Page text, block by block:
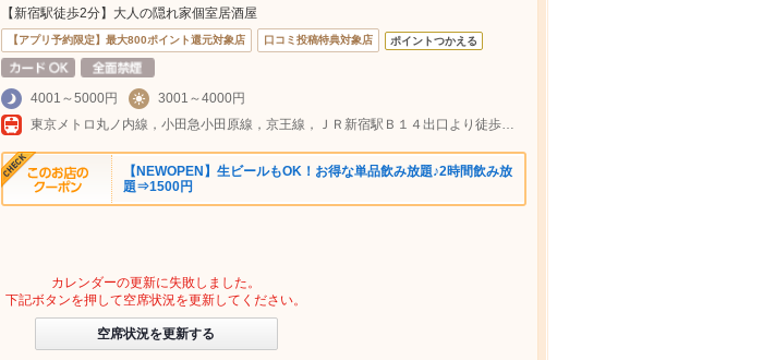
【新宿駅徒歩2分】大人の隠れ家個室居酒屋
【アプリ予約限定】最大800ポイント還元対象店 口コミ投稿特典対象店 ポイントつかえる
4001～5000円
3001～4000円
東京メトロ丸ノ内線，小田急小田原線，京王線，ＪＲ新宿駅Ｂ１４出口より徒歩約2分
【NEWOPEN】生ビールもOK！お得な単品飲み放題♪2時間飲み放
題⇒1500円
カレンダーの更新に失敗しました。
下記ボタンを押して空席状況を更新してください。
空席状況を更新する